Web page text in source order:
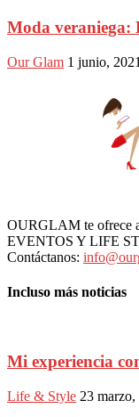
Moda veraniega:
Our Glam 1 junio, 2021
OURGLAM te ofrece
EVENTOS Y LIFE
Contáctanos:
Incluso más noticias
Mi experiencia
Life & Style 23 marzo,